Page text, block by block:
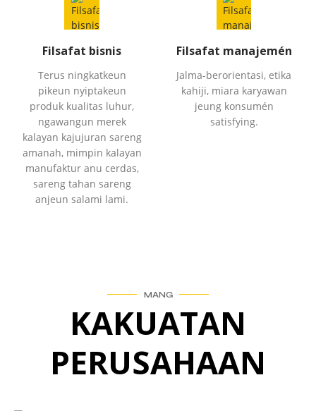
Filsafat bisnis
Terus ningkatkeun
pikeun nyiptakeun
produk kualitas luhur,
ngawangun merek
kalayan kajujuran sareng
amanah, mimpin kalayan
manufaktur anu cerdas,
sareng tahan sareng
anjeun salami lami.
Filsafat manajemén
Jalma-berorientasi, etika
kahiji, miara karyawan
jeung konsumén
satisfying.
MANG
KAKUATAN
PERUSAHAAN